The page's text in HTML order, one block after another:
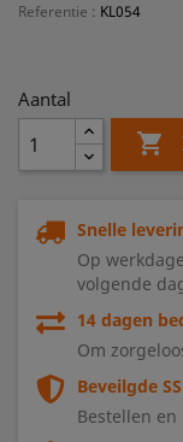
Referentie : KL054
Aantal

Snelle
Op
volgende
14 dagen
Om
Beveilgde
Bestellen